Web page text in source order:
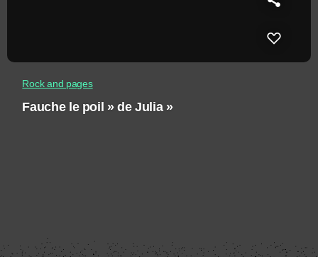
Rock and pages
Fauche le poil » de Julia »